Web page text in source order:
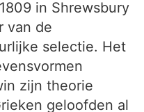
in Shrewsbury
van de
selectie. Het
zijn theorie
geloofden al